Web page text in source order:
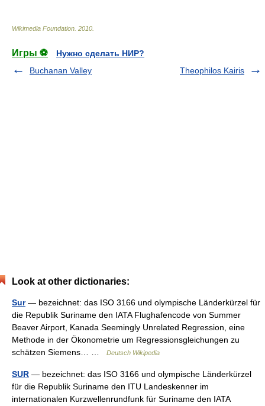
Wikimedia Foundation 2010
Игры ⚽
Нужно сделать НИР?
Buchanan Valley
Theophilos Kairis
Look at other dictionaries:
Sur— bezeichnet: das ISO 3166 und olympische Länderkürzel für
die Republik Suriname den IATA Flughafencode von Summer
Beaver Airport, Kanada Seemingly Unrelated Regression, eine
Methode in der Ökonometrie um Regressionsgleichungen zu
schätzen Siemens… …
Deutsch Wikipedia
SUR — bezeichnet: das ISO 3166 und olympische Länderkürzel
für die Republik Suriname den ITU Landeskenner im
internationalen Kurzwellenrundfunk für Suriname den IATA